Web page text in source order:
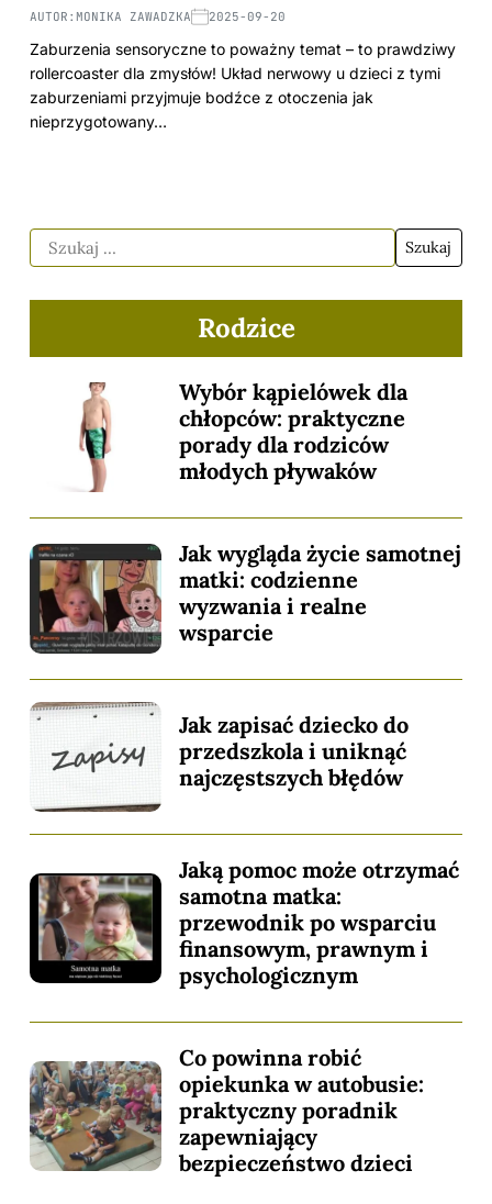
AUTOR: MONIKA ZAWADZKA 2025-09-20
Zaburzenia sensoryczne to poważny temat – to prawdziwy
rollercoaster dla zmysłów! Układ nerwowy u dzieci z tymi
zaburzeniami przyjmuje bodźce z otoczenia jak
nieprzygotowany…
Rodzice
Wybór kąpielówek dla
chłopców: praktyczne
porady dla rodziców
młodych pływaków
Jak wygląda życie samotnej
matki: codzienne
wyzwania i realne
wsparcie
Jak zapisać dziecko do
przedszkola i uniknąć
najczęstszych błędów
Jaką pomoc może otrzymać
samotna matka:
przewodnik po wsparciu
finansowym, prawnym i
psychologicznym
Co powinna robić
opiekunka w autobusie:
praktyczny poradnik
zapewniający
bezpieczeństwo dzieci